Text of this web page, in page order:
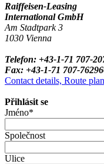
Raiffeisen-Leasing
International GmbH
Am Stadtpark 3
1030 Vienna
Telefon: +43-1-71 707-
Fax: +43-1-71 707-
Contact details, Route
Přihlásit se
Jméno*
Společnost
Ulice